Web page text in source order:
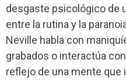
desgaste psicológico de
entre la rutina y la
Neville habla con
grabados o interactúa
reflejo de una mente